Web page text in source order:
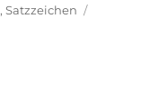
,Satzzeichen